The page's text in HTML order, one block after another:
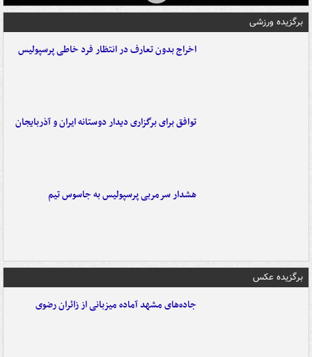
برگزیده ورزشی
اخراج بدون تعارف در انتظار فرد خاطی پرسپولیس
توافق برای برگزاری دیدار دوستانه ایران و آذربایجان
هشدار سرمربی پرسپولیس به جاسوس تیم
برگزیده عکس
جاده‌های مشهد آماده میزبانی از زائران رضوی